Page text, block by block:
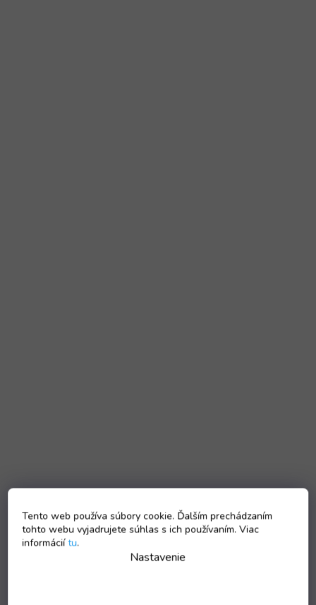
Tento web používa súbory cookie. Ďalším prechádzaním
tohto webu vyjadrujete súhlas s ich používaním. Viac
informáciítu.
Nastavenie